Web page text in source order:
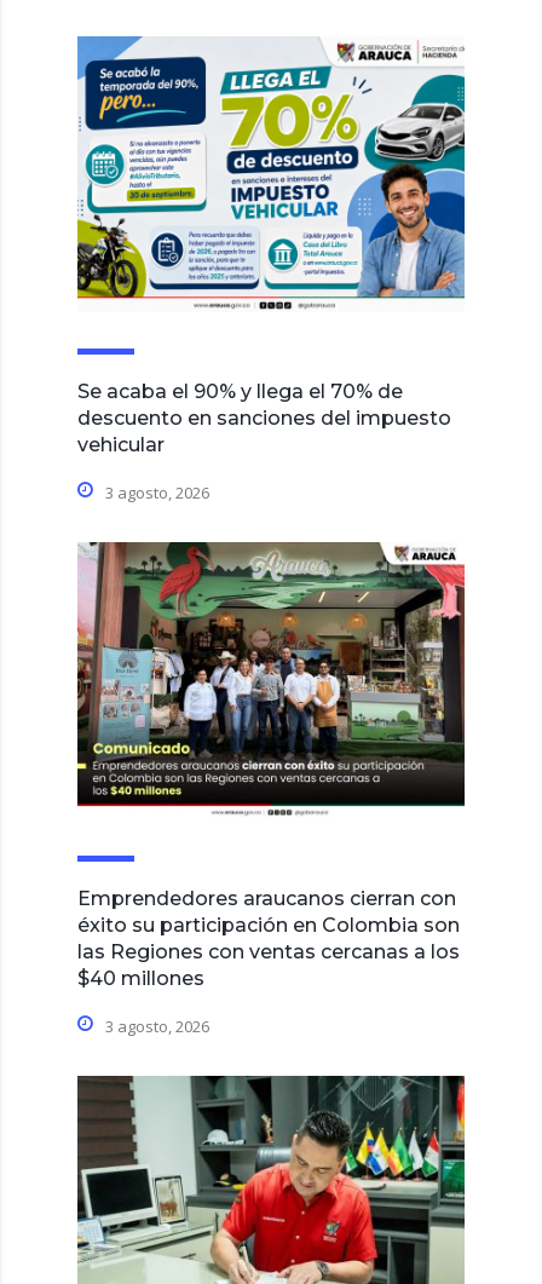
Se acaba el 90% y llega el 70% de
descuento en sanciones del impuesto
vehicular
3 agosto, 2026
Emprendedores araucanos cierran con
éxito su participación en Colombia son
las Regiones con ventas cercanas a los
$40 millones
3 agosto, 2026